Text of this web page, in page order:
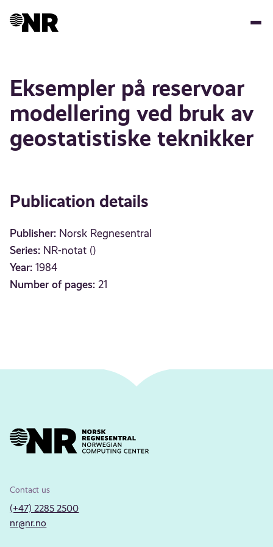
Eksempler på reservoar
modellering ved bruk av
geostatistiske teknikker
Publication details
Publisher: Norsk Regnesentral
Series: NR-notat ()
Year: 1984
Number of pages: 21
Contact us
(+47) 2285 2500
nr@nr.no